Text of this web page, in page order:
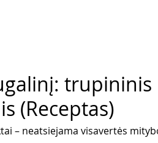
trupininis
(Receptas)
– neatsiejama visavertės